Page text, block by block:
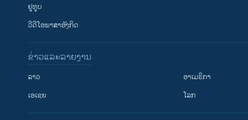
ຢູທູບ
ວີດີໂອພາສາອັງກິດ
ຂ່າວແລະລາຍງານ
ລາວ
ເອເຊຍ
ອາເມຣິກາ
ໂລກ